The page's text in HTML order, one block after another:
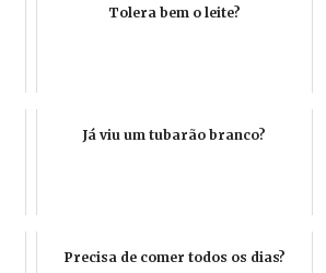
Tolera bem o leite?
Já viu um tubarão branco?
Precisa de comer todos os dias?